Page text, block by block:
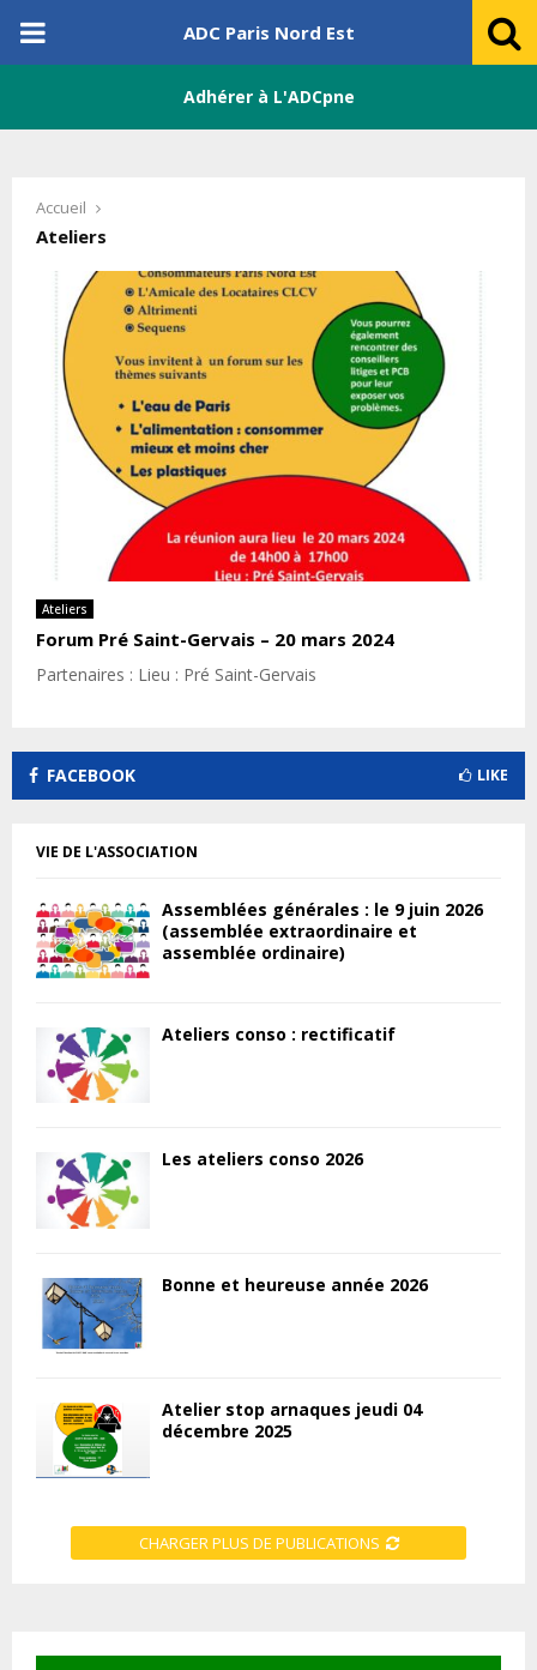
PRIMARY
ADC Paris Nord Est
Adhérer à L'ADCpne
Accueil
Ateliers
Ateliers
Forum Pré Saint-Gervais – 20 mars 2024
Partenaires : Lieu : Pré Saint-Gervais
FACEBOOK LIKE
VIE DE L'ASSOCIATION
Assemblées générales : le 9 juin 2026
(assemblée extraordinaire et
assemblée ordinaire)
Ateliers conso : rectificatif
Les ateliers conso 2026
Bonne et heureuse année 2026
Atelier stop arnaques jeudi 04
décembre 2025
CHARGER PLUS DE PUBLICATIONS